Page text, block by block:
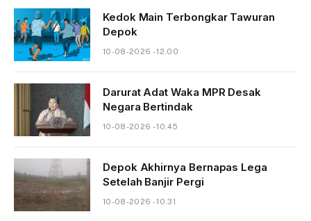
Kedok Main Terbongkar Tawuran
Depok
10-08-2026 - 12.00
Darurat Adat Waka MPR Desak
Negara Bertindak
10-08-2026 - 10.45
Depok Akhirnya Bernapas Lega
Setelah Banjir Pergi
10-08-2026 - 10.31